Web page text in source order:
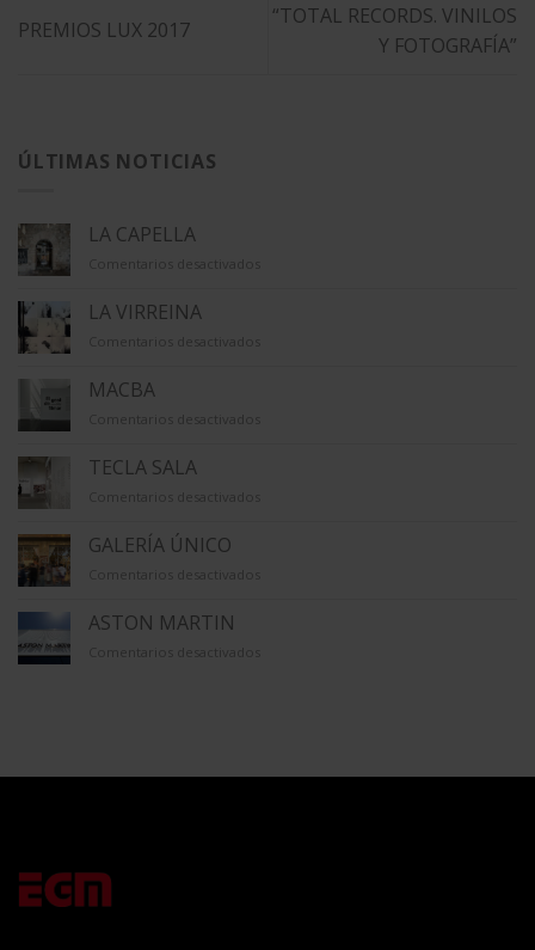
PREMIOS LUX 2017
“TOTAL RECORDS. VINILOS
Y FOTOGRAFÍA”
ÚLTIMAS NOTICIAS
LA CAPELLA
Comentarios desactivados
LA VIRREINA
Comentarios desactivados
MACBA
Comentarios desactivados
TECLA SALA
Comentarios desactivados
GALERÍA ÚNICO
Comentarios desactivados
ASTON MARTIN
Comentarios desactivados